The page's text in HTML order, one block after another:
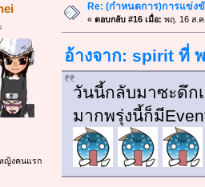
ญิงคนแรก
Re: (กำหนดการ)การแข่ง
« ตอบกลับ #16 เมื่อ: พฤ. 16 ส.ค
อ้างจาก: spirit ที่
วันนี้กลับมาซะดึก
มากพรุ่งนี้ก็มี